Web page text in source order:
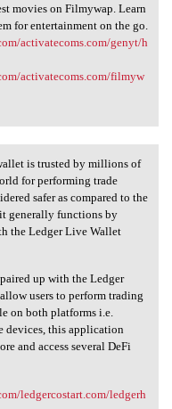
movies on Filmywap. Learn
for entertainment on the go.
activatecoms.com/genyt/h
activatecoms.com/filmyw
wallet is
is trusted by millions of
for performing trade
safer as compared to the
generally functions by
the Ledger Live Wallet
up with the Ledger
users to perform trading
on both platforms i.e.
devices, this application
and access several DeFi
ledgercostart.com/ledgerh